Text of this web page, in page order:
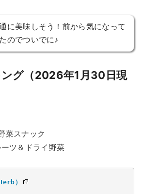
に美味しそう！前から気になって
のでついでに♪
グ（2026年1月30日現
菜スナック
ツ＆ドライ野菜
）